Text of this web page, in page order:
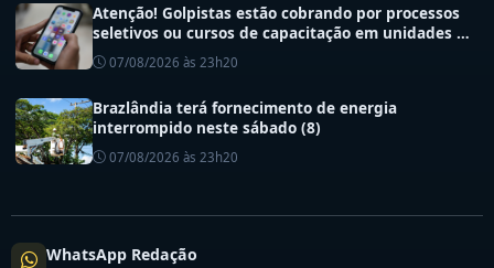
Atenção! Golpistas estão cobrando por processos
seletivos ou cursos de capacitação em unidades de
saúde do DF
07/08/2026 às 23h20
Brazlândia terá fornecimento de energia
interrompido neste sábado (8)
07/08/2026 às 23h20
WhatsApp Redação